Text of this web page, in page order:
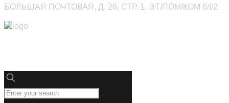
БОЛЬШАЯ ПОЧТОВАЯ, Д. 26, СТР. 1, ЭТ/ПОМ/КОМ 6/I/2